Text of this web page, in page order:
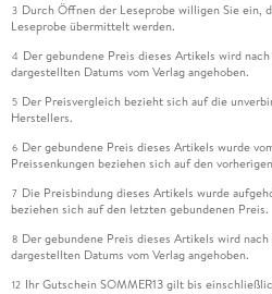
3 Durch Öffnen der Leseprobe willigen Sie ein,
Leseprobe übermittelt werden.
4 Der gebundene Preis dieses Artikels wird
dargestellten Datums vom Verlag angehoben.
5 Der Preisvergleich bezieht sich auf die
Herstellers.
6 Der gebundene Preis dieses Artikels wurde
Preissenkungen beziehen sich auf den
7 Die Preisbindung dieses Artikels wurde
beziehen sich auf den letzten gebundenen Preis.
8 Der gebundene Preis dieses Artikels wird
dargestellten Datums vom Verlag angehoben.
12 Ihr Gutschein SOMMER13 gilt bis